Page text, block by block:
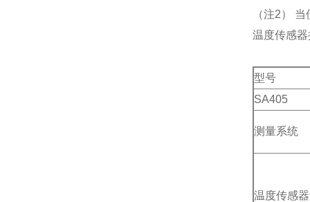
（注2）
温度传感
型号
SA405
测量系统
温度传感